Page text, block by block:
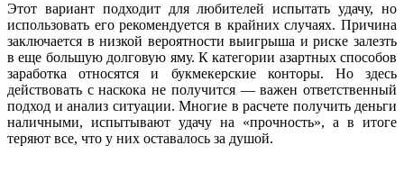
Этот вариант подходит для любителей испытать удачу, но
использовать его рекомендуется в крайних случаях. Причина
заключается в низкой вероятности выигрыша и риске залезть
в еще большую долговую яму. К категории азартных способов
заработка относятся и букмекерские конторы. Но здесь
действовать с наскока не получится — важен ответственный
подход и анализ ситуации. Многие в расчете получить деньги
наличными, испытывают удачу на «прочность», а в итоге
теряют все, что у них оставалось за душой.